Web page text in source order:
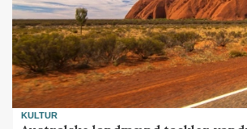
KULTUR